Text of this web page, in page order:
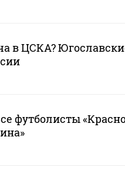
в ЦСКА?
футболисты